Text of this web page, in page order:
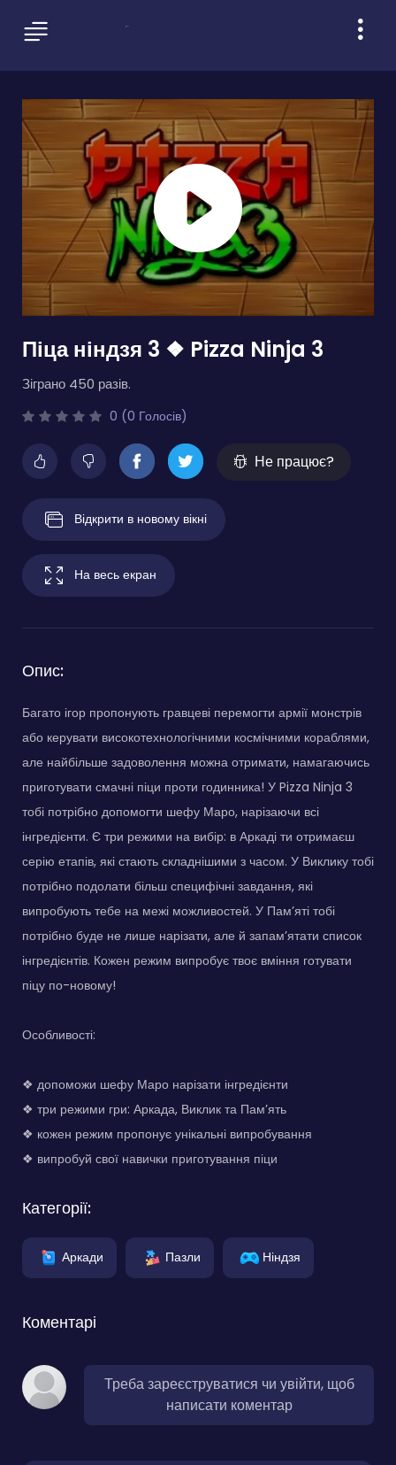
Піца ніндзя 3 ❖ Pizza Ninja 3
Зіграно 450 разів.
0 (0 Голосів)
Не працює?
Відкрити в новому вікні
На весь екран
Опис:
Багато ігор пропонують гравцеві перемогти армії монстрів
або керувати високотехнологічними космічними кораблями,
але найбільше задоволення можна отримати, намагаючись
приготувати смачні піци проти годинника! У Pizza Ninja 3
тобі потрібно допомогти шефу Маро, нарізаючи всі
інгредієнти. Є три режими на вибір: в Аркаді ти отримаєш
серію етапів, які стають складнішими з часом. У Виклику тобі
потрібно подолати більш специфічні завдання, які
випробують тебе на межі можливостей. У Пам’яті тобі
потрібно буде не лише нарізати, але й запам’ятати список
інгредієнтів. Кожен режим випробує твоє вміння готувати
піцу по-новому!
Особливості:
❖ допоможи шефу Маро нарізати інгредієнти
❖ три режими гри: Аркада, Виклик та Пам’ять
❖ кожен режим пропонує унікальні випробування
❖ випробуй свої навички приготування піци
Категорії:
Аркади Пазли Ніндзя
Коментарі
Треба зареєструватися чи увійти, щоб
написати коментар